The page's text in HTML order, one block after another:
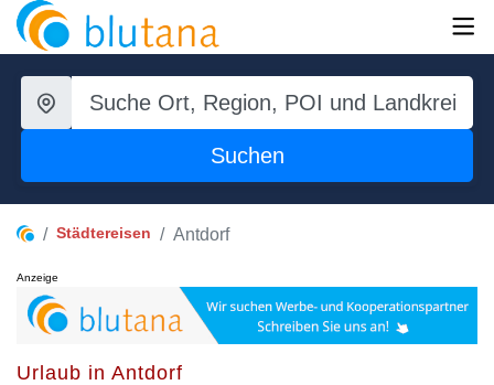
Suchen
Städtereisen Antdorf
Anzeige
Urlaub in Antdorf